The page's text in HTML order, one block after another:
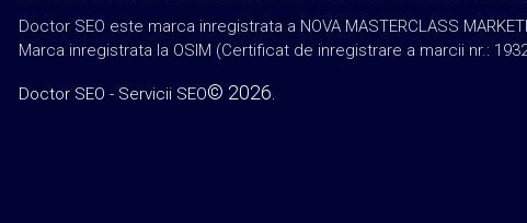
Doctor SEO este marca inregistrata a NOVA MASTERCLASS
Marca inregistrata la OSIM (Certificat de inregistrare a marcii nr.:
Doctor SEO - Servicii SEO© 2026.